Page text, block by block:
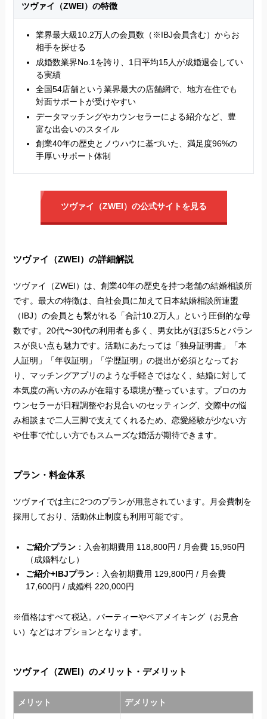
ツヴァイ（ZWEI）の特徴
業界最大級10.2万人の会員数（※IBJ会員含む）からお
相手を探せる
成婚数業界No.1を誇り、1日平均15人が成婚退会してい
る実績
全国54店舗という業界最大の店舗網で、地方在住でも
対面サポートが受けやすい
データマッチングやカウンセラーによる紹介など、豊
富な出会いのスタイル
創業40年の歴史とノウハウに基づいた、満足度96%の
手厚いサポート体制
ツヴァイ（ZWEI）の公式サイトを見る
ツヴァイ（ZWEI）の詳細解説
ツヴァイ（ZWEI）は、創業40年の歴史を持つ老舗の結婚相談所
です。最大の特徴は、自社会員に加えて日本結婚相談所連盟
（IBJ）の会員とも繋がれる「合計10.2万人」という圧倒的な母
数です。20代〜30代の利用者も多く、男女比がほぼ5:5とバラン
スが良い点も魅力です。活動にあたっては「独身証明書」「本
人証明」「年収証明」「学歴証明」の提出が必須となってお
り、マッチングアプリのような手軽さではなく、結婚に対して
本気度の高い方のみが在籍する環境が整っています。プロのカ
ウンセラーが日程調整やお見合いのセッティング、交際中の悩
み相談まで二人三脚で支えてくれるため、恋愛経験が少ない方
や仕事で忙しい方でもスムーズな婚活が期待できます。
プラン・料金体系
ツヴァイでは主に2つのプランが用意されています。月会費制を
採用しており、活動休止制度も利用可能です。
ご紹介プラン ：入会初期費用 118,800円 / 月会費 15,950円
（成婚料なし）
ご紹介+IBJプラン ：入会初期費用 129,800円 / 月会費
17,600円 / 成婚料 220,000円
※価格はすべて税込。パーティーやペアメイキング（お見合
い）などはオプションとなります。
ツヴァイ（ZWEI）のメリット・デメリット
メリット デメリット